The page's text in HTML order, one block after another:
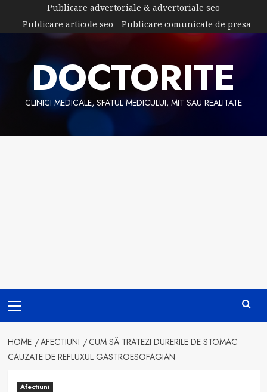
content
Publicare advertoriale & advertoriale seo
Publicare articole seo
Publicare comunicate de presa
DOCTORITE
CLINICI MEDICALE, SFATUL MEDICULUI, MIT SAU REALITATE
Menu
HOME AFECTIUNI
CUM SĂ TRATEZI DURERILE DE STOMAC
CAUZATE DE REFLUXUL GASTROESOFAGIAN
Afectiuni